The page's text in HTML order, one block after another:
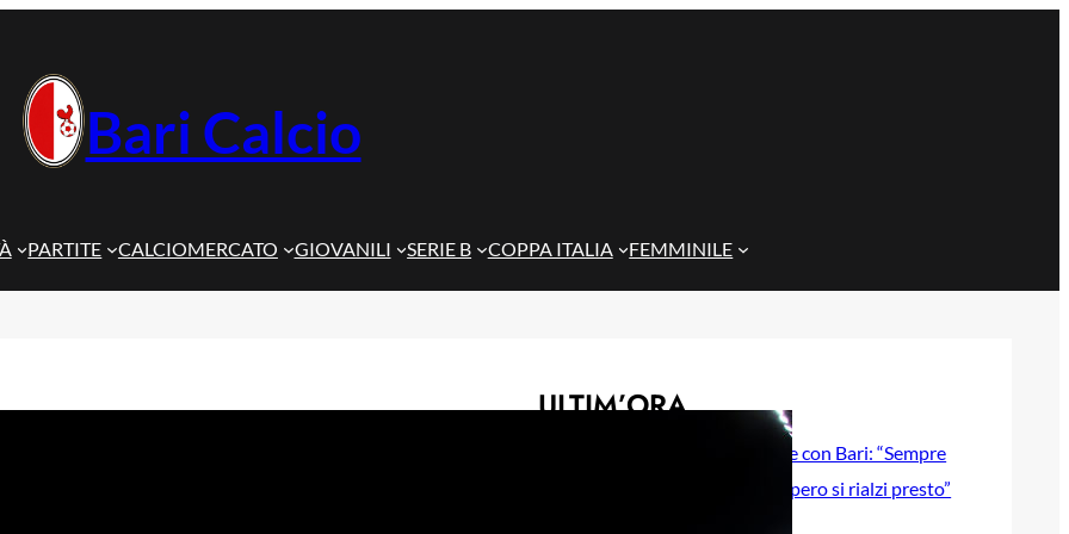
Bari Calcio
PARTITE CALCIOMERCATO GIOVANILI SERIE B COPPA ITALIA FEMMINILE
ULTIM’ORA
Gazzi e il legame con Bari: “Sempre
nel mio cuore, spero si rialzi presto”